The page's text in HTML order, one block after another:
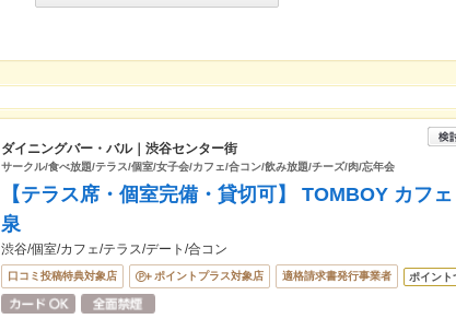
ダイニングバー・バル｜渋谷センター街
サークル/食べ放題/テラス/個室/女子会/カフェ/合コン/飲み放題/チーズ/肉/忘年会
【テラス席・個室完備・貸切可】 TOMBOY カフ
泉
渋谷/個室/カフェ/テラス/デート/合コン
口コミ投稿特典対象店 ポイントプラス対象店 適格請求書発行事業者 ポイント